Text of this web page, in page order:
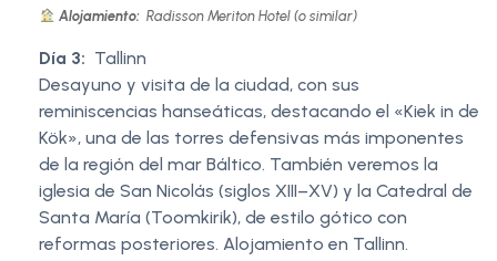
Alojamiento: Radisson Meriton Hotel (o similar)
Día 3: Tallinn
Desayuno y visita de la ciudad, con sus
reminiscencias hanseáticas, destacando el «Kiek in de
Kök», una de las torres defensivas más imponentes
de la región del mar Báltico. También veremos la
iglesia de San Nicolás (siglos XIII–XV) y la Catedral de
Santa María (Toomkirik), de estilo gótico con
reformas posteriores. Alojamiento en Tallinn.